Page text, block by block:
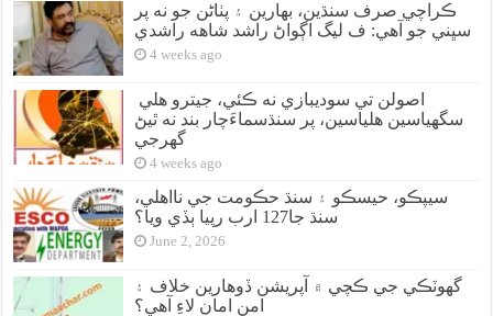
ڪراچي صرف سنڌين، بهارين ۽ پٺاڻن جو نه پر
سڀني جو آهي: ف ليگ اڳواڻ راشد شاهه راشدي
4 weeks ago
سگهياسين هلياسين، پر سنڌسماءَچار بند نه ٿيڻ
گهرجي
4 weeks ago
سيپڪو، حيسڪو ۽ سنڌ حڪومت جي نااهلي،
سنڌ جا127 ارب رپيا ٻڏي ويا؟
June 2, 2026
گهوٽڪي جي ڪچي ۾ آپريشن ڏوهارين خلاف ۽
امن امان لاءِ آهي؟